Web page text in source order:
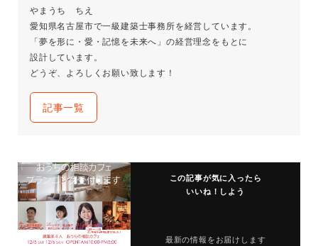
やまうち ちえ
愛知県名古屋市で一級建築士事務所を経営しています。
「夢を形に・愛・記憶を未来へ」の経営理念をもとに
設計しています。
どうぞ、よろしくお願い致します！
記事一覧
この記事が気に入ったら
いいね！しよう
最新の情報をお届けします